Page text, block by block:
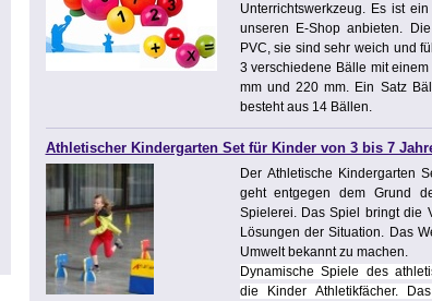
Unterrichtswerkzeug. Es ist
unseren E-Shop anbieten.
PVC, sie sind sehr weich und
3 verschiedene Bälle mit
mm und 220 mm. Ein Satz
besteht aus 14 Bällen.
Athletischer Kindergarten Set für Kinder von 3 bis 7
Der Athletische Kindergarten
geht entgegen dem Grund
Spielerei. Das Spiel bringt die
Lösungen der Situation. Das
Umwelt bekannt zu machen.
Dynamische Spiele des
die Kinder Athletikfächer.